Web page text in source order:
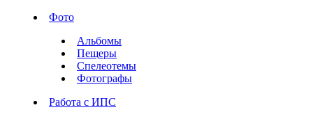
Фото
Альбомы
Пещеры
Спелеотемы
Фотографы
Работа с ИПС